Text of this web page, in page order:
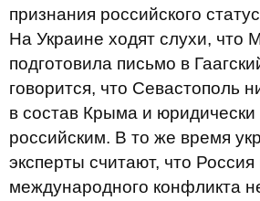
признания российского
На Украине ходят слухи, что
подготовила письмо в
говорится, что Севастополь
в состав Крыма и юридически
российским. В то же время
эксперты считают, что
международного конфликта